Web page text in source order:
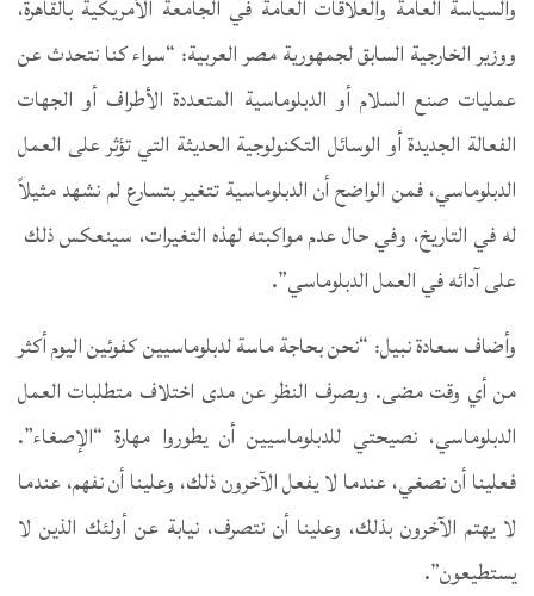
والسياسة العامة والعلاقات العامة في الجامعة الأمريكية بالقاهرة،
ووزير الخارجية السابق لجمهورية مصر العربية: “سواء كنا نتحدث عن
عمليات صنع السلام أو الدبلوماسية المتعددة الأطراف أو الجهات
الفعالة الجديدة أو الوسائل التكنولوجية الحديثة التي تؤثر على العمل
الدبلوماسي، فمن الواضح أن الدبلوماسية تتغير بتسارع لم نشهد مثيلاً
له في التاريخ، وفي حال عدم مواكبته لهذه التغيرات، سينعكس ذلك
على آدائه في العمل الدبلوماسي”.
وأضاف سعادة نبيل: “نحن بحاجة ماسة لدبلوماسيين كفوئين اليوم أكثر
من أي وقت مضى. وبصرف النظر عن مدى اختلاف متطلبات العمل
الدبلوماسي، نصيحتي للدبلوماسيين أن يطوروا مهارة “الإصغاء”.
فعلينا أن نصغي، عندما لا يفعل الآخرون ذلك، وعلينا أن نفهم، عندما
لا يهتم الآخرون بذلك، وعلينا أن نتصرف، نيابة عن أولئك الذين لا
يستطيعون”.